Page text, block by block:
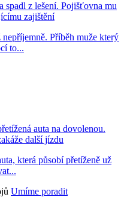
spadl z lešení. Pojišťovna mu
zajištění
Příběh muže který
to...
auta na dovolenou.
další jízdu
která působí přetíženě už
Umíme poradit